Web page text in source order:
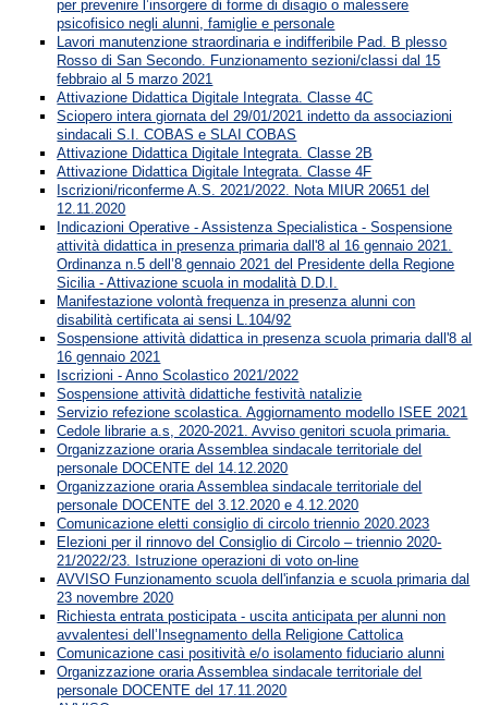
per prevenire l’insorgere di forme di disagio o malessere
psicofisico negli alunni, famiglie e personale
Lavori manutenzione straordinaria e indifferibile Pad. B plesso
Rosso di San Secondo. Funzionamento sezioni/classi dal 15
febbraio al 5 marzo 2021
Attivazione Didattica Digitale Integrata. Classe 4C
Sciopero intera giornata del 29/01/2021 indetto da associazioni
sindacali S.I. COBAS e SLAI COBAS
Attivazione Didattica Digitale Integrata. Classe 2B
Attivazione Didattica Digitale Integrata. Classe 4F
Iscrizioni/riconferme A.S. 2021/2022. Nota MIUR 20651 del
12.11.2020
Indicazioni Operative - Assistenza Specialistica - Sospensione
attività didattica in presenza primaria dall'8 al 16 gennaio 2021.
Ordinanza n.5 dell’8 gennaio 2021 del Presidente della Regione
Sicilia - Attivazione scuola in modalità D.D.I.
Manifestazione volontà frequenza in presenza alunni con
disabilità certificata ai sensi L.104/92
Sospensione attività didattica in presenza scuola primaria dall'8 al
16 gennaio 2021
Iscrizioni - Anno Scolastico 2021/2022
Sospensione attività didattiche festività natalizie
Servizio refezione scolastica. Aggiornamento modello ISEE 2021
Cedole librarie a.s, 2020-2021. Avviso genitori scuola primaria.
Organizzazione oraria Assemblea sindacale territoriale del
personale DOCENTE del 14.12.2020
Organizzazione oraria Assemblea sindacale territoriale del
personale DOCENTE del 3.12.2020 e 4.12.2020
Comunicazione eletti consiglio di circolo triennio 2020.2023
Elezioni per il rinnovo del Consiglio di Circolo – triennio 2020-
21/2022/23. Istruzione operazioni di voto on-line
AVVISO Funzionamento scuola dell'infanzia e scuola primaria dal
23 novembre 2020
Richiesta entrata posticipata - uscita anticipata per alunni non
avvalentesi dell’Insegnamento della Religione Cattolica
Comunicazione casi positività e/o isolamento fiduciario alunni
Organizzazione oraria Assemblea sindacale territoriale del
personale DOCENTE del 17.11.2020